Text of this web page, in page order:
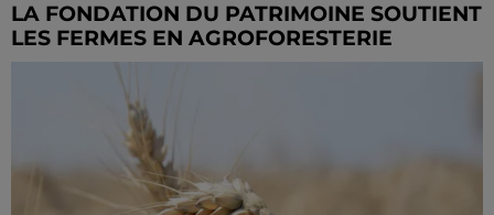
LA FONDATION DU PATRIMOINE SOUTIENT
LES FERMES EN AGROFORESTERIE